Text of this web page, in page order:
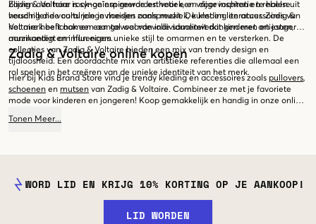
blijven aan haar rock-geïnspireerde esthetiek, en door inspiratie te halen uit
verschillende culturele invloeden zoals muziek, kunst en literatuur. Zadig &
Voltaire heeft ook een aantal waardevolle samenwerkingen met artiesten,
muzikanten en influencers.
Zadig & Voltaire is synoniem geworden voor een vrijgevochten en rebelse
houding die vooral jonge meisjes aanspreekt. De kleding en accessoires van
het merk belichamen een gevoel van individualiteit dat kinderen en jongeren
aanmoedigt om hun eigen unieke stijl te omarmen en te versterken. De
collecties van Zadig & Voltaire bieden een mix van trendy design en
tijdloosheid. Een doordachte mix van artistieke referenties die allemaal een
rol spelen in het creëren van de unieke identiteit van het merk.
Zadig & Voltaire online kopen
Hier bij Kids Brand Store vind je trendy kleding en accessoires zoals pullovers,
schoenen en mutsen van Zadig & Voltaire. Combineer ze met je favoriete
mode voor kinderen en jongeren! Koop gemakkelijk en handig in onze online
Tonen Meer...
WORD LID EN KRIJG 10% KORTING OP JE AANKOOP!
LID WORDEN